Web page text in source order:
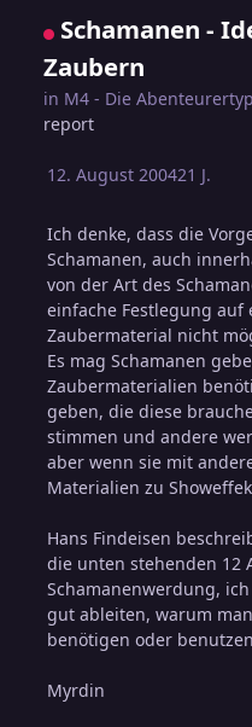
Schamanen -
Zaubern
in M4 - Die
report
12. August 200421 J.
Ich denke, dass die
Schamanen, auch
von der Art des
einfache Festlegung auf
Zaubermaterial nicht
Es mag Schamanen
Zaubermaterialien
geben, die diese
stimmen und andere
aber wenn sie mit
Materialien zu
Hans Findeisen
die unten stehenden 12
Schamanenwerdung,
gut ableiten, warum
benötigen oder
Myrdin